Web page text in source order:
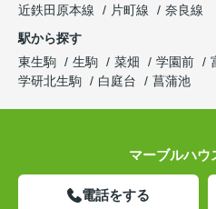
近鉄田原本線
片町線
奈良線
駅から探す
東生駒
生駒 菜畑 学園前
学研北生駒
白庭台 菖蒲池
マーブルハウ
電話をする